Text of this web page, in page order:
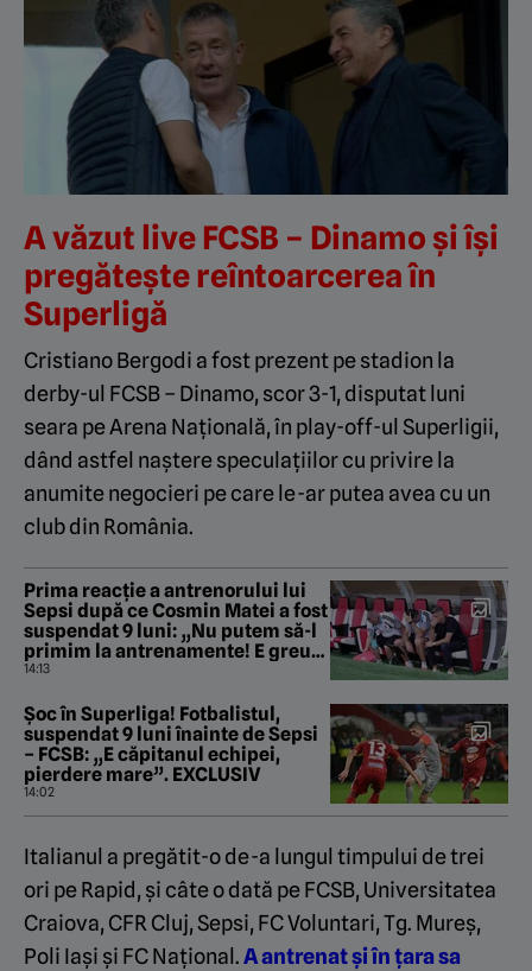
A văzut live FCSB – Dinamo și își
pregătește reîntoarcerea în
Superligă
Cristiano Bergodi a fost prezent pe stadion la
derby-ul FCSB – Dinamo, scor 3-1, disputat luni
seara pe Arena Națională, în play-off-ul Superligii,
dând astfel naștere speculațiilor cu privire la
anumite negocieri pe care le-ar putea avea cu un
club din România.
Prima reacție a antrenorului lui
Sepsi după ce Cosmin Matei a fost
suspendat 9 luni: „Nu putem să-l
primim la antrenamente! E greu”.
EXCLUSIV
14:13
Șoc în Superliga! Fotbalistul,
suspendat 9 luni înainte de Sepsi
– FCSB: „E căpitanul echipei,
pierdere mare”. EXCLUSIV
14:02
Italianul a pregătit-o de-a lungul timpului de trei
ori pe Rapid, și câte o dată pe FCSB, Universitatea
Craiova, CFR Cluj, Sepsi, FC Voluntari, Tg. Mureș,
Poli Iași și FC Național.A antrenat și în țara sa